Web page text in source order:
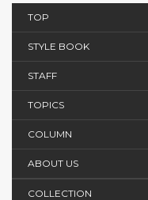
TOP
STYLE BOOK
STAFF
TOPICS
COLUMN
ABOUT US
COLLECTION